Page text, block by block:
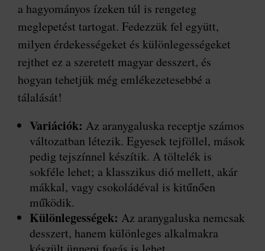
a hagyományos ízeken túl is rengeteg
meglepetést tartogat. Fedezzük fel együtt,
milyen érdekességeket és különlegességeket
rejthet ez a szeretett magyar desszert, és
hogyan tehetjük még emlékezetesebbé a
tálalását!
Variációk: Az aranygaluska receptje számos
változatban létezik. Egyesek tejföllel, mások
pedig tejszínnel készítik. A töltelék is
sokféle lehet; a klasszikus dió mellett, akár
mákkal, vagy csokoládéval is kitűnően
működik.
Különlegességek: Az aranygaluska nemcsak
desszert, hanem különleges alkalmakra